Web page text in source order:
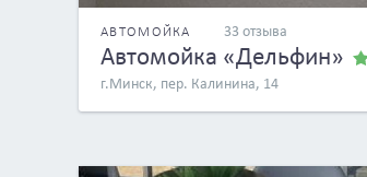
АВТОМОЙКА 33 отзыва
Автомойка «Дельфин»
г.Минск, пер. Калинина, 14